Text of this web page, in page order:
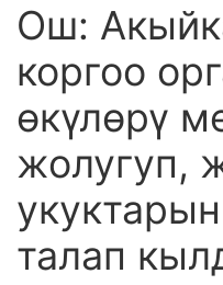
Ош:
коргоо
өкүлөрү
жолугуп,
талап